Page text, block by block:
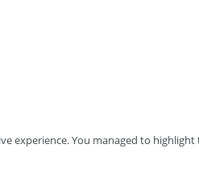
experience. You managed to